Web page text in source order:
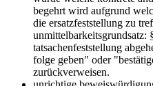
begehrt wird aufgrund
die ersatzfeststellung zu
unmittelbarkeitsgrundsatz:
tatsachenfeststellung
folge geben" oder
zurückverweisen.